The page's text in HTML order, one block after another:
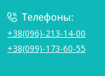
Телефоны:
+38(096)-213-14-00
+38(099)-173-60-55